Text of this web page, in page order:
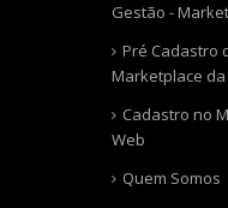
Gestão -
Pré Cadastro
Marketplace
Cadastro no
Web
Quem Somos